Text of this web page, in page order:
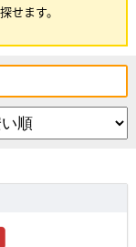
せます。